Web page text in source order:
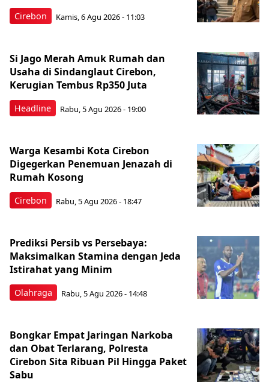
Cirebon Kamis, 6 Agu 2026 - 11:03
Headline
Si Jago Merah Amuk Rumah dan
Usaha di Sindanglaut Cirebon,
Kerugian Tembus Rp350 Juta
Rabu, 5 Agu 2026 - 19:00
Cirebon
Warga Kesambi Kota Cirebon
Digegerkan Penemuan Jenazah di
Rumah Kosong
Rabu, 5 Agu 2026 - 18:47
Olahraga
Prediksi Persib vs Persebaya:
Maksimalkan Stamina dengan Jeda
Istirahat yang Minim
Rabu, 5 Agu 2026 - 14:48
Bongkar Empat Jaringan Narkoba
dan Obat Terlarang, Polresta
Cirebon Sita Ribuan Pil Hingga Paket
Sabu